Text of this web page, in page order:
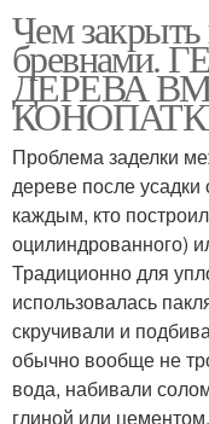
Чем
бревнами.
ДЕРЕВА
Проблема заделки
дереве после
каждым, кто
оцилиндрованного)
Традиционно для
использовалась
скручивали и
обычно вообще не
вода, набивали
глиной или